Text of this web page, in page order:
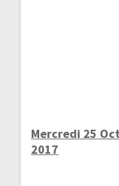
Mercredi 25
2017